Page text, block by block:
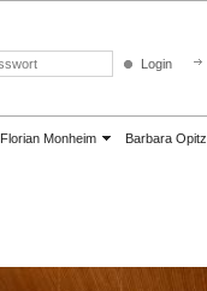
Florian Monheim Barbara Opitz
Login